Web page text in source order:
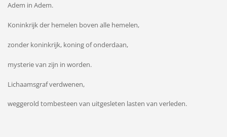
Adem in Adem.
Koninkrijk der hemelen boven alle hemelen,
zonder koninkrijk, koning of onderdaan,
mysterie van zijn in worden.
Lichaamsgraf verdwenen,
weggerold tombesteen van uitgesleten lasten van verleden.